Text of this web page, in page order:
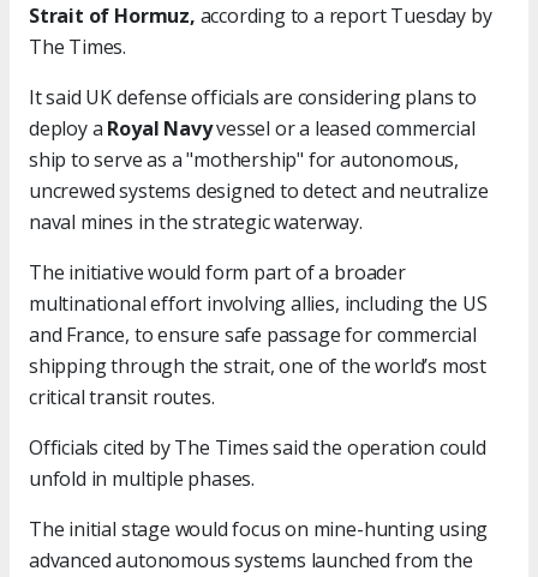
Strait of Hormuz, according to a report Tuesday by
The Times.
It said UK defense officials are considering plans to
deploy a Royal Navyvessel or a leased commercial
ship to serve as a "mothership" for autonomous,
uncrewed systems designed to detect and neutralize
naval mines in the strategic waterway.
The initiative would form part of a broader
multinational effort involving allies, including the US
and France, to ensure safe passage for commercial
shipping through the strait, one of the world’s most
critical transit routes.
Officials cited by The Times said the operation could
unfold in multiple phases.
The initial stage would focus on mine-hunting using
advanced autonomous systems launched from the